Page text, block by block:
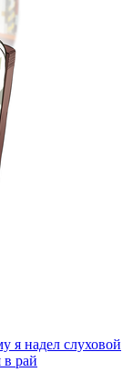
я надел слуховой
в рай